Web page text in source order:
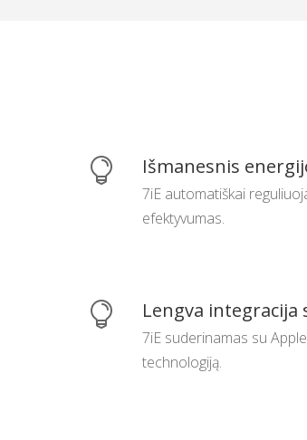
 Išmanesnis
7iE automatiškai
efektyvumas.
 Lengva integracija
7iE suderinamas su
technologiją.